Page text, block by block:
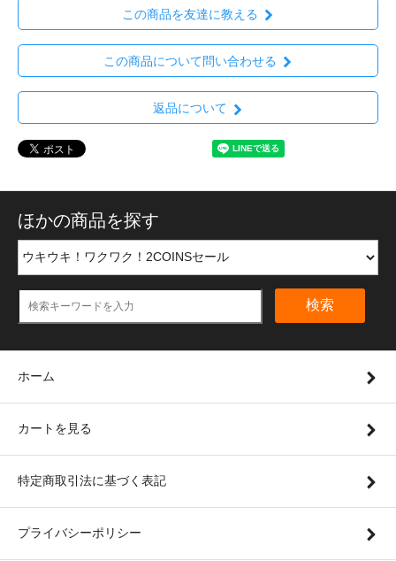
この商品を友達に教える
この商品について問い合わせる
返品について
ほかの商品を探す
検索
ホーム
カートを見る
特定商取引法に基づく表記
プライバシーポリシー